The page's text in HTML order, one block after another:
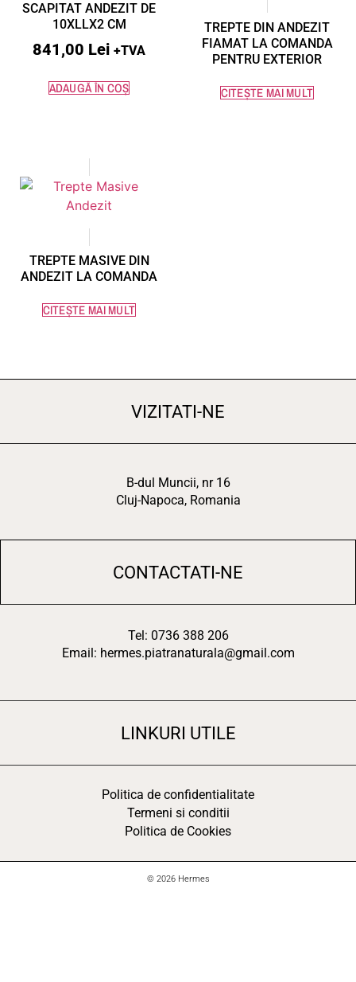
SCAPITAT ANDEZIT DE
10XLLX2 CM
841,00 Lei +TVA
ADAUGĂ ÎN COȘ
TREPTE DIN ANDEZIT
FIAMAT LA COMANDA
PENTRU EXTERIOR
CITEȘTE MAI MULT
TREPTE MASIVE DIN
ANDEZIT LA COMANDA
CITEȘTE MAI MULT
VIZITATI-NE
B-dul Muncii, nr 16
Cluj-Napoca, Romania
CONTACTATI-NE
Tel: 0736 388 206
Email: hermes.piatranaturala@gmail.com
LINKURI UTILE
Politica de confidentialitate
Termeni si conditii
Politica de Cookies
© 2026 Hermes